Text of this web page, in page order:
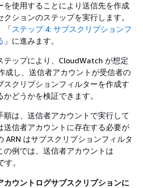
を使用することにより送信先を作成
ションのステップを実行します。
「ステップ 4: サブスクリプションフ
」に進みます。
テップにより、CloudWatch が想定
成し、送信者アカウントが受信者の
スクリプションフィルターを作成す
どうかを検証できます。
順は、送信者アカウントで実行して
送信者アカウントに存在する必要が
ARN はサブスクリプションフィルタ
の例では、送信者アカウントは
す。
カウントログサブスクリプションに